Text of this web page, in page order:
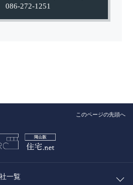
086-272-1251
このページの先頭へ
一覧